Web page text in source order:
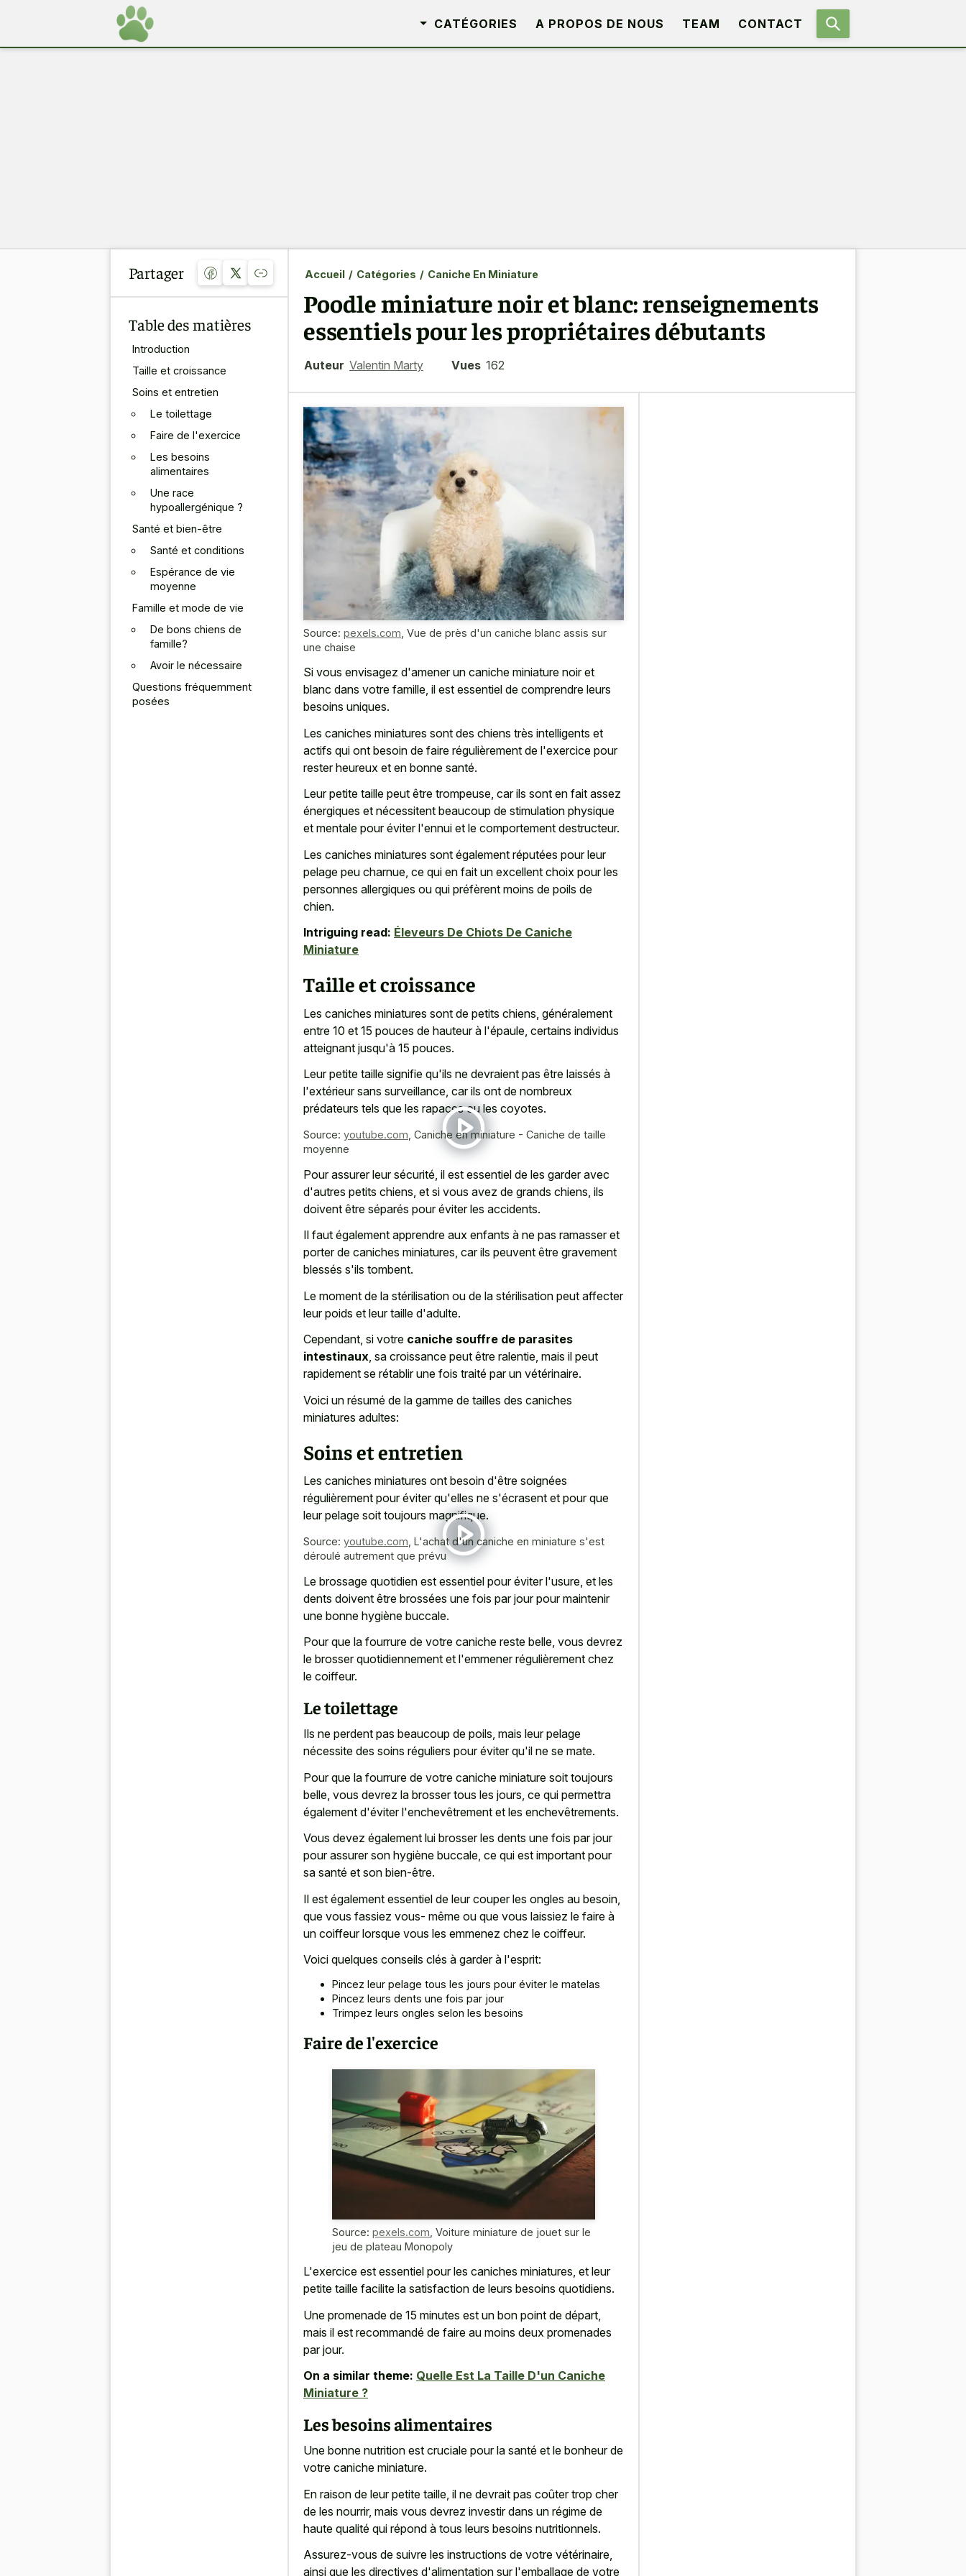
CATÉGORIES A PROPOS DE NOUS TEAM CONTACT
Partager
Table des matières
Introduction
Taille et croissance
Soins et entretien
Le toilettage
Faire de l'exercice
Les besoins
alimentaires
Une race
hypoallergénique ?
Santé et bien-être
Santé et conditions
Espérance de vie
moyenne
Famille et mode de vie
De bons chiens de
famille?
Avoir le nécessaire
Questions fréquemment
posées
Accueil / Catégories / Caniche En Miniature
Poodle miniature noir et blanc: renseignements
essentiels pour les propriétaires débutants
Auteur Valentin Marty Vues 162
Source: pexels.com Vue de près d'un caniche blanc assis sur
une chaise
Si vous envisagez d'amener un caniche miniature noir et
blanc dans votre famille, il est essentiel de comprendre leurs
besoins uniques.
Les caniches miniatures sont des chiens très intelligents et
actifs qui ont besoin de faire régulièrement de l'exercice pour
rester heureux et en bonne santé.
Leur petite taille peut être trompeuse, car ils sont en fait assez
énergiques et nécessitent beaucoup de stimulation physique
et mentale pour éviter l'ennui et le comportement destructeur.
Les caniches miniatures sont également réputées pour leur
pelage peu charnue, ce qui en fait un excellent choix pour les
personnes allergiques ou qui préfèrent moins de poils de
chien.
Intriguing read: Éleveurs De Chiots De Caniche
Miniature
Taille et croissance
Les caniches miniatures sont de petits chiens, généralement
entre 10 et 15 pouces de hauteur à l'épaule, certains individus
atteignant jusqu'à 15 pouces.
Leur petite taille signifie qu'ils ne devraient pas être laissés à
l'extérieur sans surveillance, car ils ont de nombreux
prédateurs tels que les rapaces ou les coyotes.
Source: youtube.com Caniche en miniature - Caniche de taille
moyenne
Pour assurer leur sécurité, il est essentiel de les garder avec
d'autres petits chiens, et si vous avez de grands chiens, ils
doivent être séparés pour éviter les accidents.
Il faut également apprendre aux enfants à ne pas ramasser et
porter de caniches miniatures, car ils peuvent être gravement
blessés s'ils tombent.
Le moment de la stérilisation ou de la stérilisation peut affecter
leur poids et leur taille d'adulte.
Cependant, si votre caniche souffre de parasites
intestinaux, sa croissance peut être ralentie, mais il peut
rapidement se rétablir une fois traité par un vétérinaire.
Voici un résumé de la gamme de tailles des caniches
miniatures adultes:
Soins et entretien
Les caniches miniatures ont besoin d'être soignées
régulièrement pour éviter qu'elles ne s'écrasent et pour que
leur pelage soit toujours magnifique.
Source: youtube.com L'achat d'un caniche en miniature s'est
déroulé autrement que prévu
Le brossage quotidien est essentiel pour éviter l'usure, et les
dents doivent être brossées une fois par jour pour maintenir
une bonne hygiène buccale.
Pour que la fourrure de votre caniche reste belle, vous devrez
le brosser quotidiennement et l'emmener régulièrement chez
le coiffeur.
Le toilettage
Ils ne perdent pas beaucoup de poils, mais leur pelage
nécessite des soins réguliers pour éviter qu'il ne se mate.
Pour que la fourrure de votre caniche miniature soit toujours
belle, vous devrez la brosser tous les jours, ce qui permettra
également d'éviter l'enchevêtrement et les enchevêtrements.
Vous devez également lui brosser les dents une fois par jour
pour assurer son hygiène buccale, ce qui est important pour
sa santé et son bien-être.
Il est également essentiel de leur couper les ongles au besoin,
que vous fassiez vous- même ou que vous laissiez le faire à
un coiffeur lorsque vous les emmenez chez le coiffeur.
Voici quelques conseils clés à garder à l'esprit:
Pincez leur pelage tous les jours pour éviter le matelas
Pincez leurs dents une fois par jour
Trimpez leurs ongles selon les besoins
Faire de l'exercice
Source: pexels.com Voiture miniature de jouet sur le
jeu de plateau Monopoly
L'exercice est essentiel pour les caniches miniatures, et leur
petite taille facilite la satisfaction de leurs besoins quotidiens.
Une promenade de 15 minutes est un bon point de départ,
mais il est recommandé de faire au moins deux promenades
par jour.
On a similar theme: Quelle Est La Taille D'un Caniche
Miniature ?
Les besoins alimentaires
Une bonne nutrition est cruciale pour la santé et le bonheur de
votre caniche miniature.
En raison de leur petite taille, il ne devrait pas coûter trop cher
de les nourrir, mais vous devrez investir dans un régime de
haute qualité qui répond à tous leurs besoins nutritionnels.
Assurez-vous de suivre les instructions de votre vétérinaire,
ainsi que les directives d'alimentation sur l'emballage de votre